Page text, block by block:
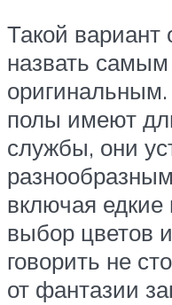
Такой вариант
назвать
полы имеют
службы, они
включая
выбор цветов
говорить не
от фантазии